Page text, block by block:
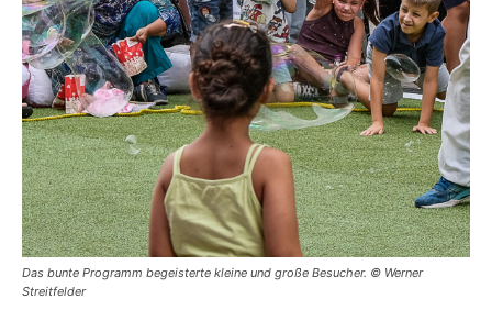
Das bunte Programm begeisterte kleine und große Besucher. © Werner
Streitfelder